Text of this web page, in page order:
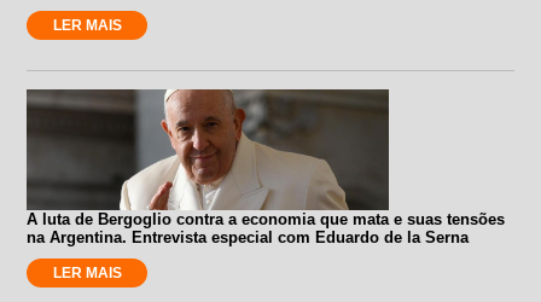
LER MAIS
A luta de Bergoglio contra a economia que mata e suas tensões
na Argentina. Entrevista especial com Eduardo de la Serna
LER MAIS